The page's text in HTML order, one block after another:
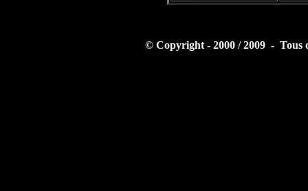
© Copyright - 2000 / 2009 - Tous